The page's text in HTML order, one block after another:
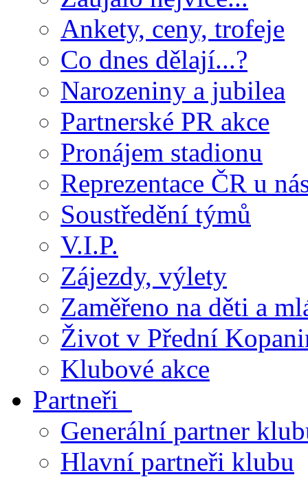
Ankety, ceny, trofeje
Co dnes dělají...?
Narozeniny a jubilea
Partnerské PR akce
Pronájem stadionu
Reprezentace ČR u
Soustředění týmů
V.I.P.
Zájezdy, výlety
Zaměřeno na děti a
Život v Přední
Klubové akce
Partneři
Generální partner
Hlavní partneři klubu